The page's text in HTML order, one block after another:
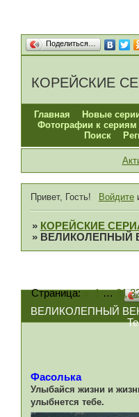
Поделиться…
КОРЕЙСКИЕ
Главная Новые
Фотографии к сериям
Поиск
Привет, Гость! Войдите
» КОРЕЙСКИЕ
» ВЕЛИКОЛЕПНЫЙ
ВЕЛИКОЛЕПНЫЙ
Страница:« 1 … 31
Фасолька
Улыбайся жизни и
улыбнется тебе.